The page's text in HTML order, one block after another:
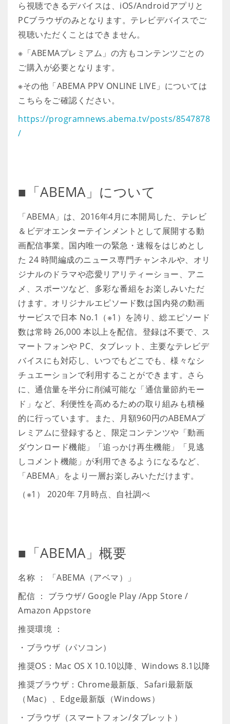
ら視聴できるデバイスは、iOS/Androidアプリと
PCブラウザのみとなります。テレビデバイスでご
視聴いただくことはできません。
※「ABEMAプレミアム」の方もコンテンツごとの
ご購入が必要となります。
※その他「ABEMA PPV ONLINE LIVE」については
こちらをご確認ください。
https://programnews.abema.tv/posts/8547878
/
■「ABEMA」について
「ABEMA」は、2016年4月に本開局した、テレビ
＆ビデオエンターテインメントとして展開する動
画配信事業。国内唯一の緊急・速報をはじめとし
た 24 時間編成のニュース専門チャンネルや、オリ
ジナルのドラマや恋愛リアリティーショー、アニ
メ、スポーツなど、多彩な番組をお楽しみいただ
けます。オリジナルエピソード数は国内発の動画
サービスで日本 No.1（※1）を誇り、総エピソード
数は常時 26,000 本以上を配信。登録は不要で、ス
マートフォンや PC、タブレット、主要なテレビデ
バイスにも対応し、いつでもどこでも、様々なシ
チュエーションで利用することができます。さら
に、通信量を半分に削減可能な「通信量節約モー
ド」など、利便性を高めるための取り組みも積極
的に行っています。また、月額960円のABEMAプ
レミアムに登録すると、限定コンテンツや「動画
ダウンロード機能」「追っかけ再生機能」「見逃
しコメント機能」が利用できるようになるなど、
「ABEMA」をより一層お楽しみいただけます。
（※1） 2020年 7月時点、自社調べ
■「ABEMA」概要
名称 ： 「ABEMA（アベマ）」
配信 ： ブラウザ/ Google Play /App Store /
Amazon Appstore
推奨環境 ：
・ブラウザ（パソコン）
推奨OS：Mac OS X 10.10以降、Windows 8.1以降
推奨ブラウザ：Chrome最新版、Safari最新版
（Mac）、Edge最新版（Windows）
・ブラウザ（スマートフォン/タブレット）